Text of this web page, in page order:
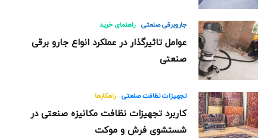
جاروبرقی صنعتی راهنمای خرید
عوامل تاثیرگذار در عملکرد انواع جارو برقی
صنعتی
تجهیزات نظافت صنعتی راهکارها
کاربرد تجهیزات نظافت مکانیزه صنعتی در
شستشوی فرش و موکت